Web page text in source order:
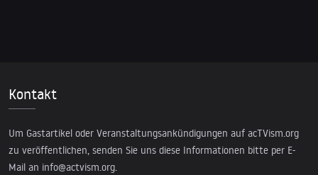
Kontakt
Um Gastartikel oder Veranstaltungsankündigungen auf acTVism.org
zu veröffentlichen, senden Sie uns diese Informationen bitte per E-
Mail an info@actvism.org.